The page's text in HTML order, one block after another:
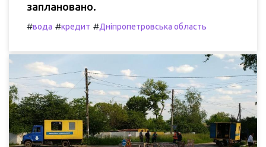
заплановано.
#вода #кредит #Дніпропетровська область